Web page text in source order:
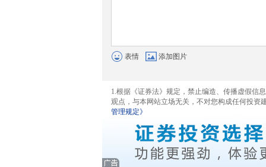
表情 添加图片
1.根据《证券法》规定，禁止编造、传播虚假信
观点，与本网站立场无关，不对您构成任何投资
管理规定》